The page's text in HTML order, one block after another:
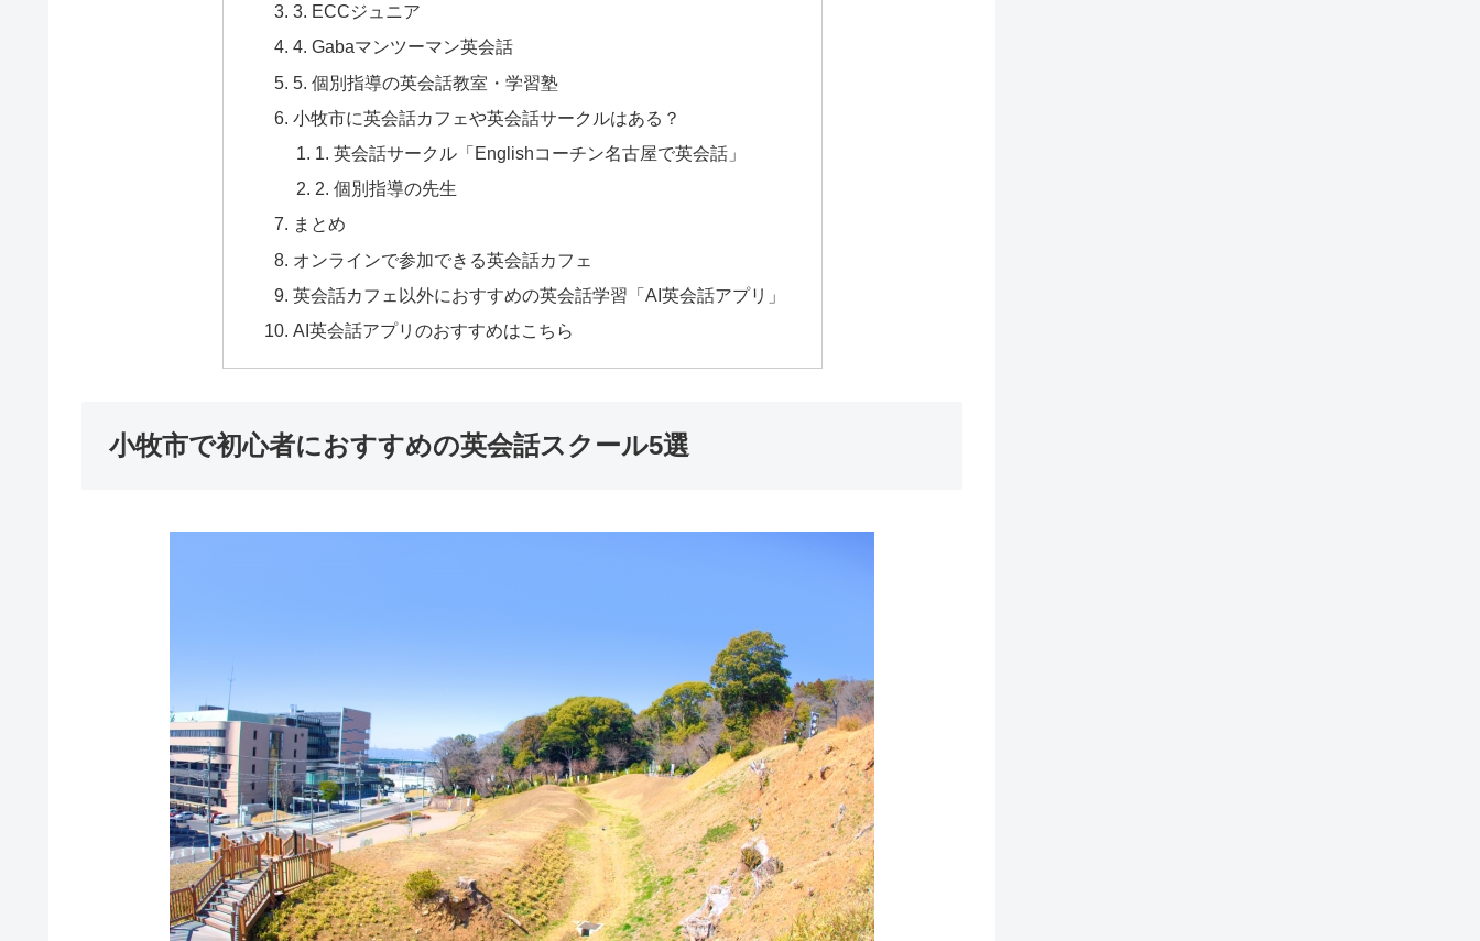
3. ECCジュニア
4. Gabaマンツーマン英会話
5. 個別指導の英会話教室・学習塾
小牧市に英会話カフェや英会話サークルはある？
1. 英会話サークル「Englishコーチン名古屋で英会話」
2. 個別指導の先生
まとめ
オンラインで参加できる英会話カフェ
英会話カフェ以外におすすめの英会話学習「AI英会話アプリ」
AI英会話アプリのおすすめはこちら
小牧市で初心者におすすめの英会話スクール5選